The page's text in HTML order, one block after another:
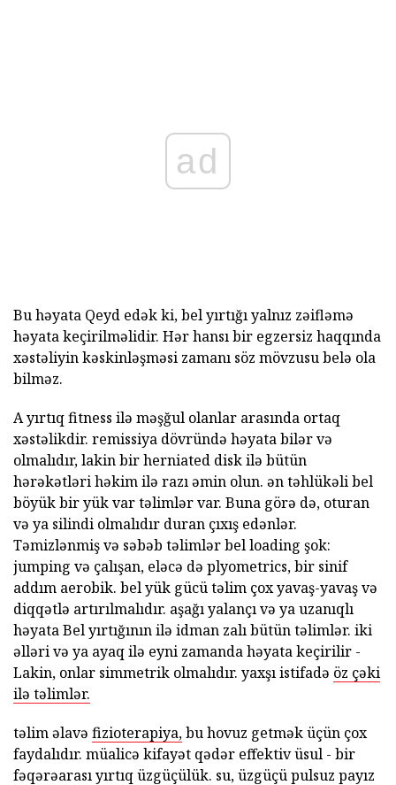
ad
Bu həyata Qeyd edək ki, bel yırtığı yalnız zəifləmə
həyata keçirilməlidir. Hər hansı bir egzersiz haqqında
xəstəliyin kəskinləşməsi zamanı söz mövzusu belə ola
bilməz.
A yırtıq fitness ilə məşğul olanlar arasında ortaq
xəstəlikdir. remissiya dövründə həyata bilər və
olmalıdır, lakin bir herniated disk ilə bütün
hərəkətləri həkim ilə razı əmin olun. ən təhlükəli bel
böyük bir yük var təlimlər var. Buna görə də, oturan
və ya silindi olmalıdır duran çıxış edənlər.
Təmizlənmiş və səbəb təlimlər bel loading şok:
jumping və çalışan, eləcə də plyometrics, bir sinif
addım aerobik. bel yük gücü təlim çox yavaş-yavaş və
diqqətlə artırılmalıdır. aşağı yalançı və ya uzanıqlı
həyata Bel yırtığının ilə idman zalı bütün təlimlər. iki
əlləri və ya ayaq ilə eyni zamanda həyata keçirilir -
Lakin, onlar simmetrik olmalıdır. yaxşı istifadə öz çəki
ilə təlimlər.
təlim əlavə fizioterapiya,bu hovuz getmək üçün çox
faydalıdır. müalicə kifayət qədər effektiv üsul - bir
fəqərəarası yırtıq üzgüçülük. su, üzgüçü pulsuz payız